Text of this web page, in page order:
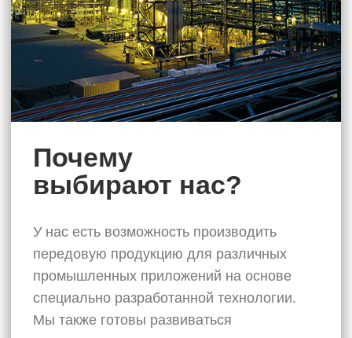
Пн-Пт, с 9:00 до 17:00
+7 (901) 358-88-43
Сегодня Indo-Gulf — это имя, которое
Мы успешно построили нашу репутацию,